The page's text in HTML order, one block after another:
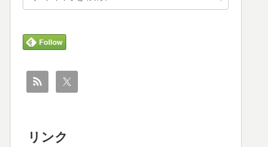
リンク